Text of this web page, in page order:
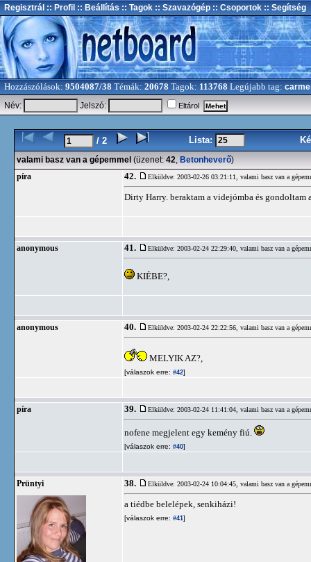
Regisztrál :: Profil :: Beállítás :: Tagok :: Szavazógép :: Csoportok :: Segítség
Hozzászólások: 9504087/38 Témák: 20678 Tagok: 113768 Legújabb tag:
Név:
Jelszó: Eltárol
/ 2 Lista:
valami basz van a gépemmel (üzenet: 42, Betonheverő)
píra 42. Elküldve: 2003-02-26 03:21:11, valami basz van a
Dirty Harry. beraktam a videjómba és gondoltam
anonymous 41. Elküldve: 2003-02-24 22:29:40, valami basz van a
KIÉBE?,
anonymous 40. Elküldve: 2003-02-24 22:22:56, valami basz van a
MELYIK AZ?,
[válaszok erre: #42]
píra 39. Elküldve: 2003-02-24 11:41:04, valami basz van a
nofene megjelent egy kemény fiú.
[válaszok erre: #40]
Prüntyi 38. Elküldve: 2003-02-24 10:04:45, valami basz van a
a tiédbe belelépek, senkiházi!
[válaszok erre: #41]